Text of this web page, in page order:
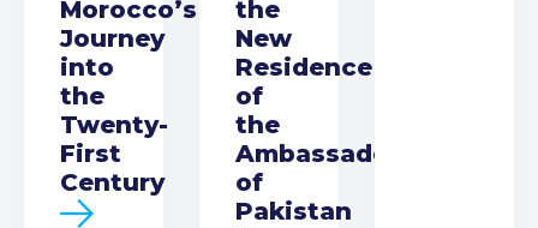
Morocco’s
Journey
into
the
Twenty-
First
Century
the
New
Residence
of
the
Ambassador
of
Pakistan